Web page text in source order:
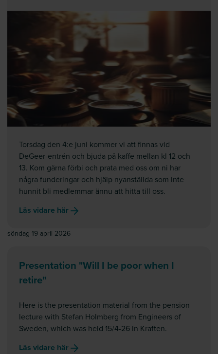
Torsdag den 4:e juni kommer vi att finnas vid
DeGeer-entrén och bjuda på kaffe mellan kl 12 och
13. Kom gärna förbi och prata med oss om ni har
några funderingar och hjälp nyanställda som inte
hunnit bli medlemmar ännu att hitta till oss.
Läs vidare här
söndag 19 april 2026
Presentation "Will I be poor when I
retire"
Here is the presentation material from the pension
lecture with Stefan Holmberg from Engineers of
Sweden, which was held 15/4-26 in Kraften.
Läs vidare här